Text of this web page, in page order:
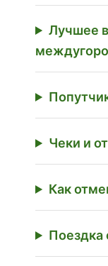
Лучшее
Чеки и
Как
Поездка